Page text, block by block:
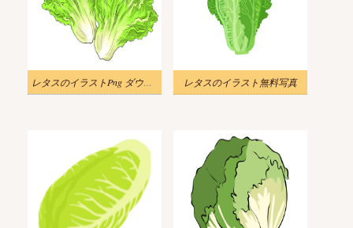
レタスのイラストPng ダウンロード レタスのイラスト無料写真